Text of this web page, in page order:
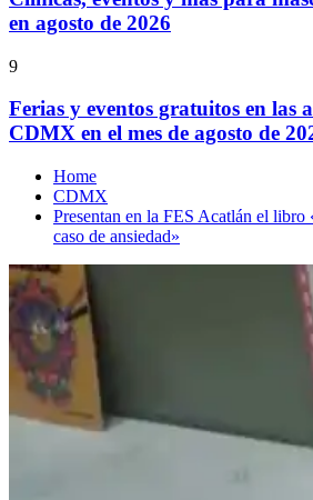
en agosto de 2026
9
Ferias y eventos gratuitos en las
CDMX en el mes de agosto de
Home
CDMX
Presentan en la FES Acatlán el libro
caso de ansiedad»